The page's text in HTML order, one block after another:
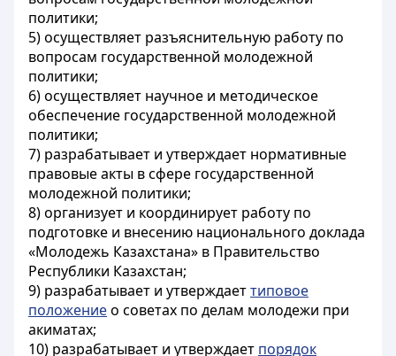
политики;
5) осуществляет разъяснительную работу по
вопросам государственной молодежной
политики;
6) осуществляет научное и методическое
обеспечение государственной молодежной
политики;
7) разрабатывает и утверждает нормативные
правовые акты в сфере государственной
молодежной политики;
8) организует и координирует работу по
подготовке и внесению национального доклада
«Молодежь Казахстана» в Правительство
Республики Казахстан;
9) разрабатывает и утверждаеттиповое
положениео советах по делам молодежи при
акиматах;
10) разрабатывает и утверждает порядок